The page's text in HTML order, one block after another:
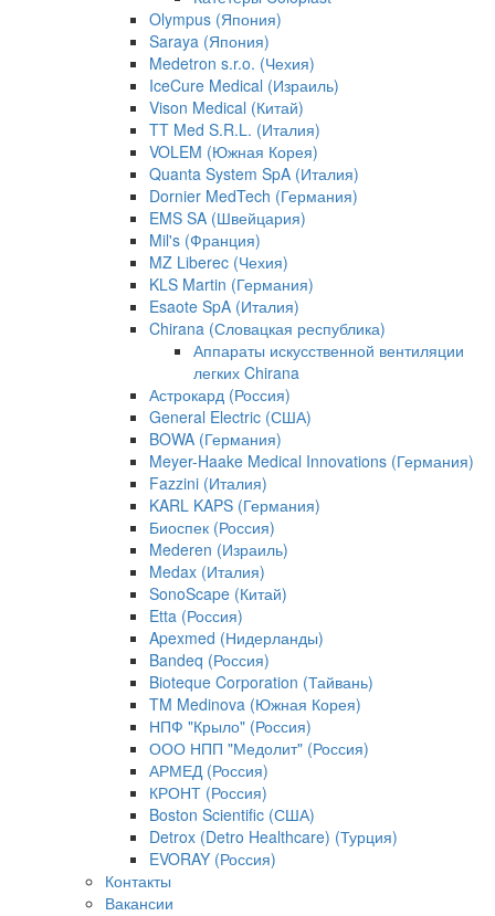
Olympus (Япония)
Saraya (Япония)
Medetron s.r.o. (Чехия)
IceCure Medical (Израиль)
Vison Medical (Китай)
TT Med S.R.L. (Италия)
VOLEM (Южная Корея)
Quanta System SpA (Италия)
Dornier MedTech (Германия)
EMS SA (Швейцария)
Mil's (Франция)
MZ Liberec (Чехия)
KLS Martin (Германия)
Esaote SpA (Италия)
Chirana (Словацкая республика)
Аппараты искусственной вентиляции
легких Chirana
Астрокард (Россия)
General Electric (США)
BOWA (Германия)
Meyer-Haake Medical Innovations (Германия)
Fazzini (Италия)
KARL KAPS (Германия)
Биоспек (Россия)
Mederen (Израиль)
Medax (Италия)
SonoScape (Китай)
Etta (Россия)
Apexmed (Нидерланды)
Bandeq (Россия)
Bioteque Corporation (Тайвань)
TM Medinova (Южная Корея)
НПФ "Крыло" (Россия)
ООО НПП "Медолит" (Россия)
АРМЕД (Россия)
КРОНТ (Россия)
Boston Scientific (США)
Detrox (Detro Healthcare) (Турция)
EVORAY (Россия)
Контакты
Вакансии